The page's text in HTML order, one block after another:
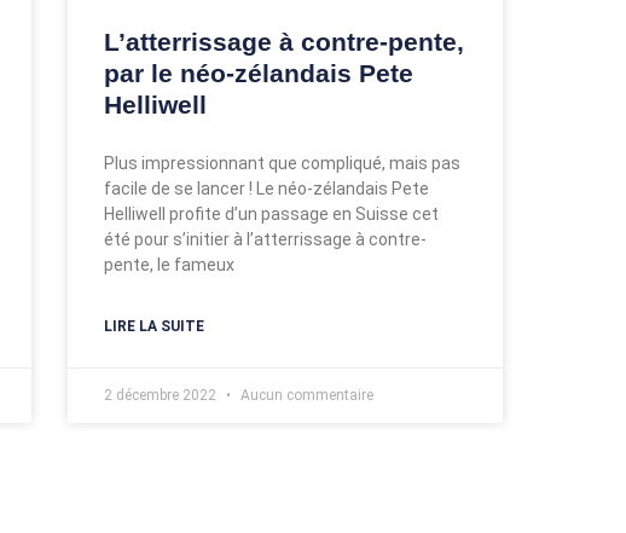
L’atterrissage à contre-pente,
par le néo-zélandais Pete
Helliwell
Plus impressionnant que compliqué, mais pas
facile de se lancer ! Le néo-zélandais Pete
Helliwell profite d’un passage en Suisse cet
été pour s’initier à l’atterrissage à contre-
pente, le fameux
LIRE LA SUITE
2 décembre 2022 Aucun commentaire